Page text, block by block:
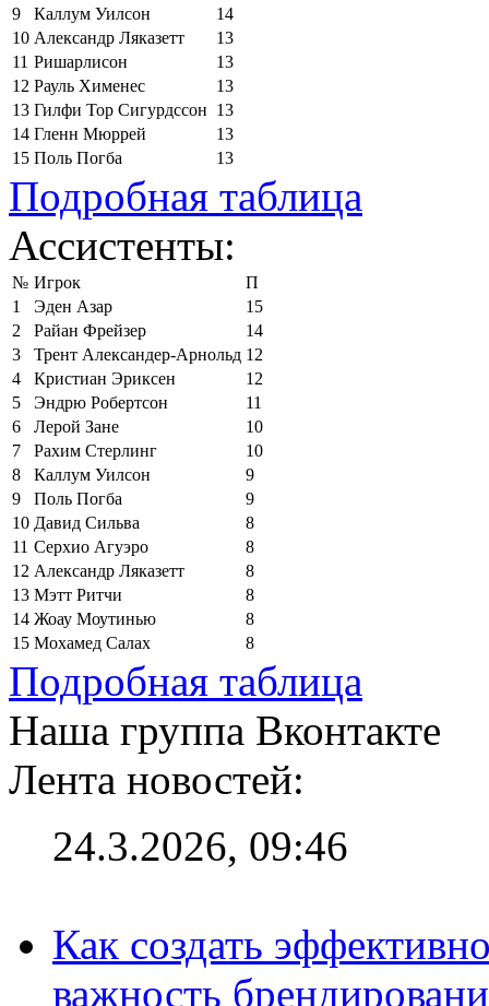
9
Каллум Уилсон
14
10 Александр Ляказетт
13
11 Ришарлисон
13
12 Рауль Хименес
13
13 Гилфи Тор Сигурдссон 13
14 Гленн Мюррей
13
15 Поль Погба 13
Подробная таблица
Ассистенты:
№ Игрок
П
1
Эден Азар
15
2
Райан Фрейзер
14
3
Трент Александер-Арнольд 12
4
Кристиан Эриксен
12
5
Эндрю Робертсон
11
6
Лерой Зане
10
7
Рахим Стерлинг
10
8
Каллум Уилсон
9
9
Поль Погба
9
10 Давид Сильва
8
11 Серхио Агуэро
8
12 Александр Ляказетт
8
13 Мэтт Ритчи
8
14 Жоау Моутинью
8
15 Мохамед Салах 8
Подробная таблица
Наша группа Вконтакте
Лента новостей:
24.3.2026, 09:46
Как создать
важность